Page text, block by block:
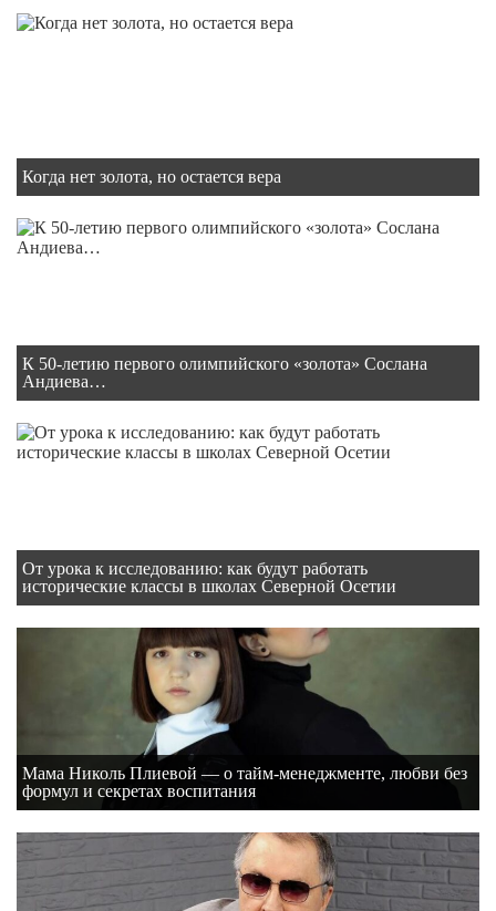
Когда нет золота, но остается вера
К 50-летию первого олимпийского «золота» Сослана
Андиева…
От урока к исследованию: как будут работать
исторические классы в школах Северной Осетии
Мама Николь Плиевой — о тайм-менеджменте, любви без
формул и секретах воспитания